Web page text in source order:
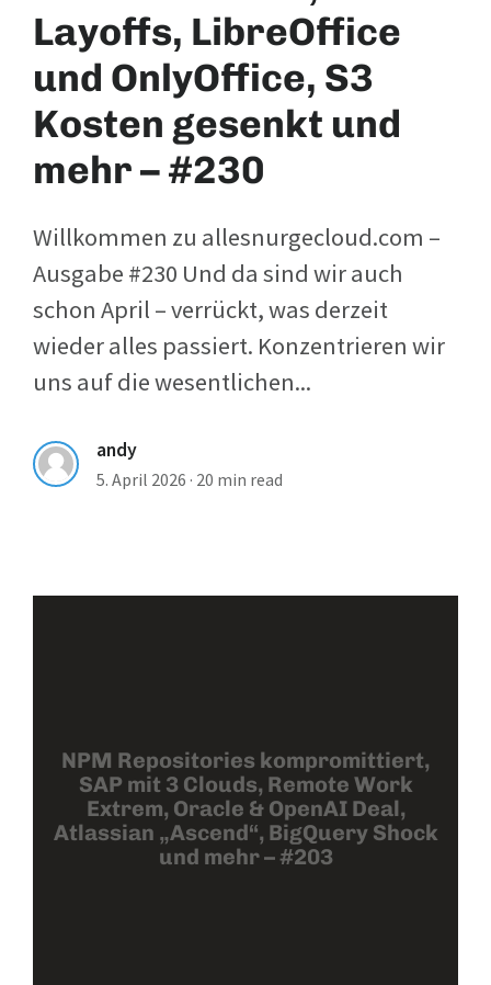
Layoffs, LibreOffice
und OnlyOffice, S3
Kosten gesenkt und
mehr – #230
Willkommen zu allesnurgecloud.com –
Ausgabe #230 Und da sind wir auch
schon April – verrückt, was derzeit
wieder alles passiert. Konzentrieren wir
uns auf die wesentlichen...
andy
5. April 2026 · 20 min read
NPM Repositories kompromittiert,
SAP mit 3 Clouds, Remote Work
Extrem, Oracle & OpenAI Deal,
Atlassian „Ascend“, BigQuery Shock
und mehr – #203